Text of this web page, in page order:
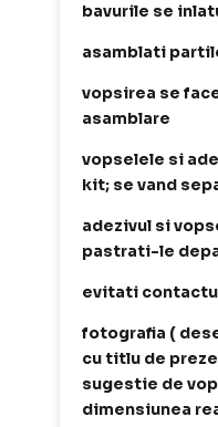
bavurile se
asamblati
vopsirea se
asamblare
vopselele si
kit; se vand
adezivul si
pastrati-le
evitati
fotografia (
cu titlu de
sugestie de
dimensiunea